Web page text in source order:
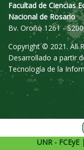
Facultad de Ciencias
Nacional de Rosario
Bv. Oroño 1261 -
Copyright © 2021. All
Desarrollado a partir
Tecnología de la
UNR -